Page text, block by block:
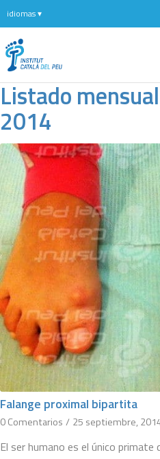
Listado
2014
Falange proximal bipartita
0 Comentarios / 25 septiembre,
El ser humano es el único